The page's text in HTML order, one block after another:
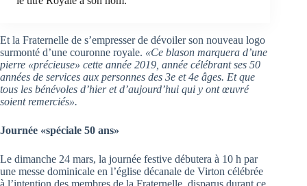
Et la Fraternelle de s’empresser de dévoiler son nouveau logo
surmonté d’une couronne royale. «Ce blason marquera d’une
pierre «précieuse» cette année 2019, année célébrant ses 50
années de services aux personnes des 3e et 4e âges. Et que
tous les bénévoles d’hier et d’aujourd’hui qui y ont œuvré
soient remerciés».
Journée «spéciale 50 ans»
Le dimanche 24 mars, la journée festive débutera à 10 h par
une messe dominicale en l’église décanale de Virton célébrée
à l’intention des membres de la Fraternelle, disparus durant ce